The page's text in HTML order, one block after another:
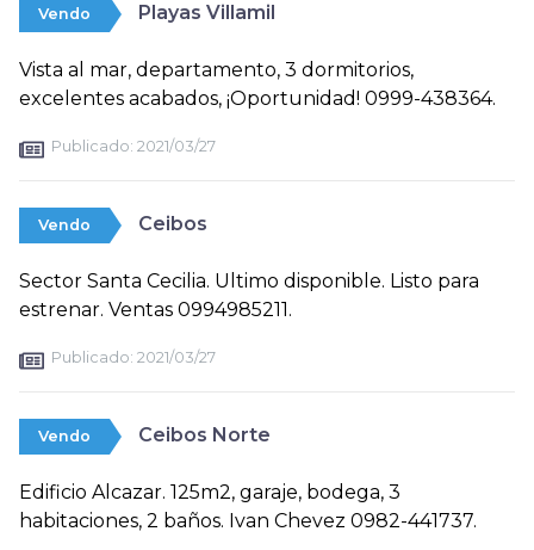
Vendo Playas Villamil
Vista al mar, departamento, 3 dormitorios,
excelentes acabados, ¡Oportunidad! 0999-438364.
Publicado: 2021/03/27
Vendo Ceibos
Sector Santa Cecilia. Ultimo disponible. Listo para
estrenar. Ventas 0994985211.
Publicado: 2021/03/27
Vendo Ceibos Norte
Edificio Alcazar. 125m2, garaje, bodega, 3
habitaciones, 2 baños. Ivan Chevez 0982-441737.